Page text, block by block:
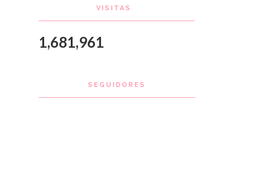
VISITAS
1,681,961
SEGUIDORES